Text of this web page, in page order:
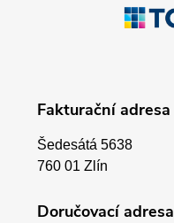
Fakturační adresa
Šedesátá 5638
760 01 Zlín
Doručovací adresa